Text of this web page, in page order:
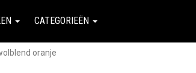
CATEGORIEËN
oranje